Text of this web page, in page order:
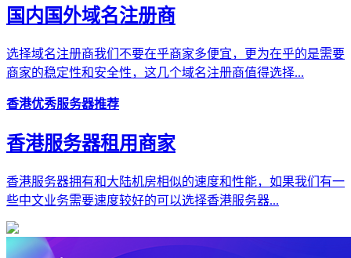
国内国外域名注册商
选择域名注册商我们不要在乎商家多便宜，更为在乎的是需要
商家的稳定性和安全性，这几个域名注册商值得选择...
香港优秀服务器推荐
香港服务器租用商家
香港服务器拥有和大陆机房相似的速度和性能，如果我们有一
些中文业务需要速度较好的可以选择香港服务器...